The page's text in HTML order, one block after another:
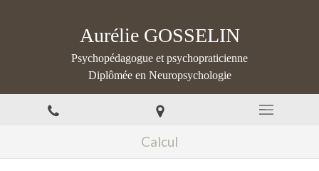
Aurélie GOSSELIN
Psychopédagogue et psychopraticienne
Diplômée en Neuropsychologie
Calcul